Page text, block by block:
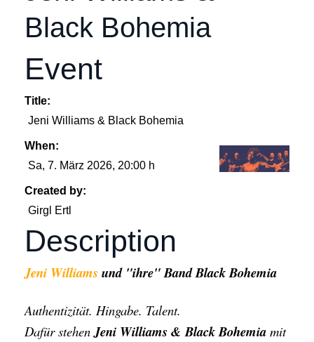
Black Bohemia
Event
Title:
Jeni Williams & Black Bohemia
When:
Sa, 7. März 2026, 20:00 h
Created by:
Girgl Ertl
Description
Jeni Williamsund "ihre" Band Black Bohemia
Authentizität. Hingabe. Talent.
Dafür stehenJeni Williams & Black Bohemia mit